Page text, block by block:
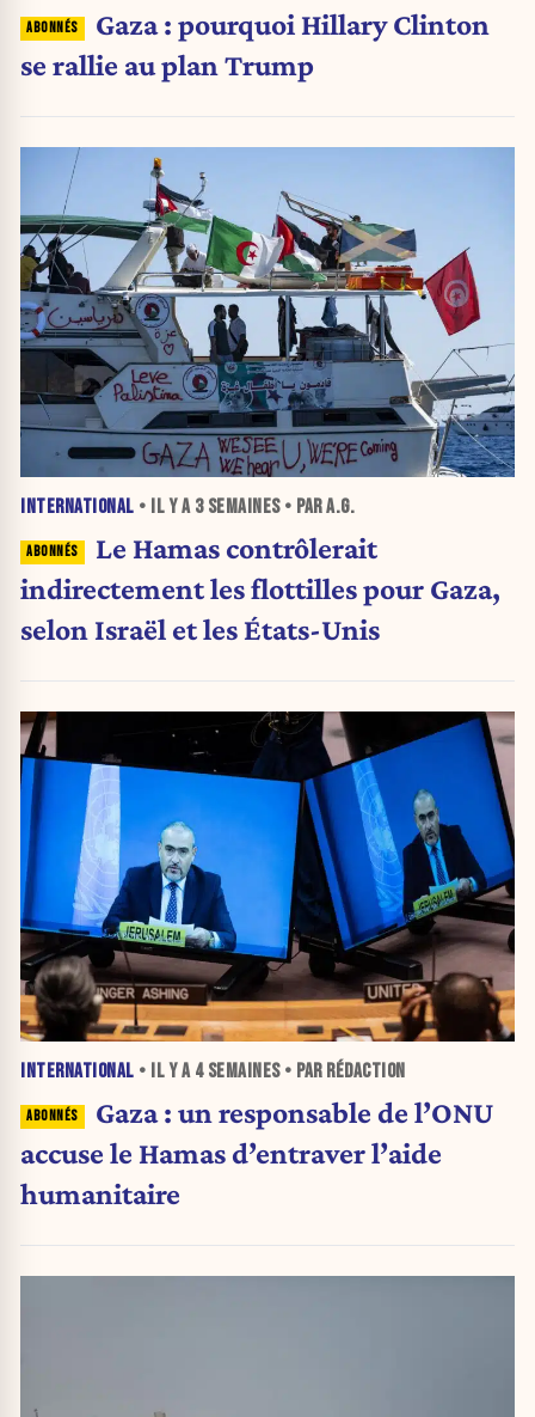
Gaza : pourquoi Hillary Clinton
se rallie au plan Trump
INTERNATIONAL • IL Y A 3 SEMAINES• PAR A.G.
Le Hamas contrôlerait
indirectement les flottilles pour Gaza,
selon Israël et les États-Unis
INTERNATIONAL • IL Y A 4 SEMAINES• PAR RÉDACTION
Gaza : un responsable de l’ONU
accuse le Hamas d’entraver l’aide
humanitaire